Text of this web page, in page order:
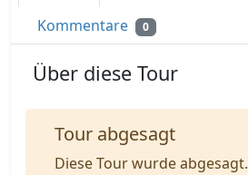
Kommentare 0
Über diese Tour
Tour abgesagt
Diese Tour wurde abgesagt.